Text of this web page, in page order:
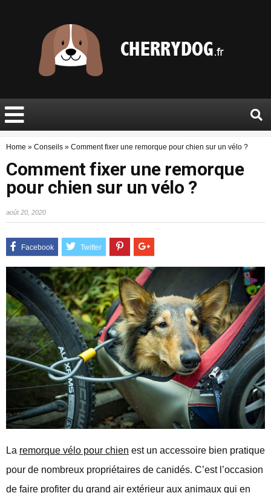
Home » Conseils » Comment fixer une remorque pour chien sur un vélo ?
Comment fixer une remorque
pour chien sur un vélo ?
août 20, 2020
La remorque vélo pour chien est un accessoire bien pratique
pour de nombreux propriétaires de canidés. C’est l’occasion
de faire profiter du grand air extérieur aux animaux qui en